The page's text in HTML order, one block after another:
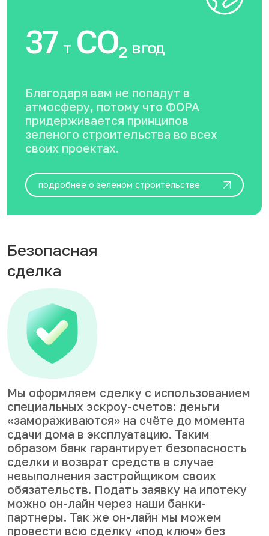
37 тCO2 в год
Благодаря вам не попадут в
атмосферу, потому что ФОРА
придерживается принципов
зеленого строительства во всех
своих проектах.
подробнее о зеленом строительстве
Безопасная
сделка
Мы оформляем сделку с использованием
специальных эскроу-счетов: деньги
«замораживаются» на счёте до момента
сдачи дома в эксплуатацию. Таким
образом банк гарантирует безопасность
сделки и возврат средств в случае
невыполнения застройщиком своих
обязательств. Подать заявку на ипотеку
можно он-лайн через наши банки-
партнеры. Так же он-лайн мы можем
провести всю сделку «под ключ» без